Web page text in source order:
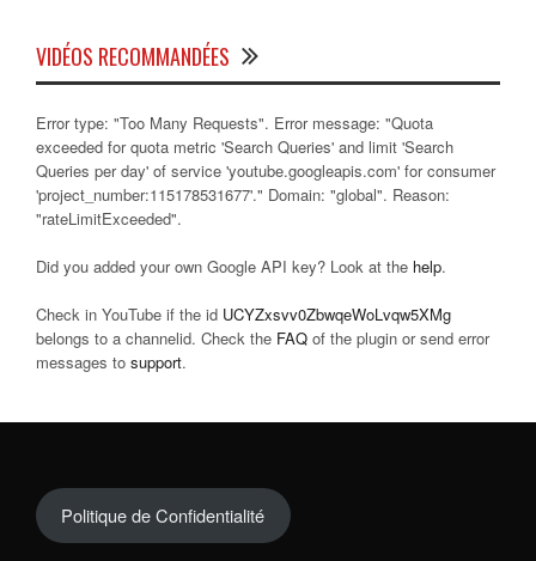
VIDÉOS RECOMMANDÉES
Error type: "Too Many Requests". Error message: "Quota
exceeded for quota metric 'Search Queries' and limit 'Search
Queries per day' of service 'youtube.googleapis.com' for consumer
'project_number:115178531677'." Domain: "global". Reason:
"rateLimitExceeded".
Did you added your own Google API key? Look at the help.
Check in YouTube if the id UCYZxsvv0ZbwqeWoLvqw5XMg
belongs to a channelid. Check the FAQ of the plugin or send error
messages to support.
Politique de Confidentialité